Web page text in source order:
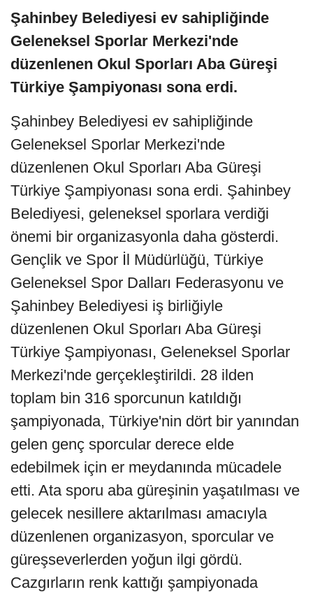
Şahinbey Belediyesi ev sahipliğinde
Geleneksel Sporlar Merkezi'nde
düzenlenen Okul Sporları Aba Güreşi
Türkiye Şampiyonası sona erdi.
Şahinbey Belediyesi ev sahipliğinde
Geleneksel Sporlar Merkezi'nde
düzenlenen Okul Sporları Aba Güreşi
Türkiye Şampiyonası sona erdi. Şahinbey
Belediyesi, geleneksel sporlara verdiği
önemi bir organizasyonla daha gösterdi.
Gençlik ve Spor İl Müdürlüğü, Türkiye
Geleneksel Spor Dalları Federasyonu ve
Şahinbey Belediyesi iş birliğiyle
düzenlenen Okul Sporları Aba Güreşi
Türkiye Şampiyonası, Geleneksel Sporlar
Merkezi'nde gerçekleştirildi. 28 ilden
toplam bin 316 sporcunun katıldığı
şampiyonada, Türkiye'nin dört bir yanından
gelen genç sporcular derece elde
edebilmek için er meydanında mücadele
etti. Ata sporu aba güreşinin yaşatılması ve
gelecek nesillere aktarılması amacıyla
düzenlenen organizasyon, sporcular ve
güreşseverlerden yoğun ilgi gördü.
Cazgırların renk kattığı şampiyonada